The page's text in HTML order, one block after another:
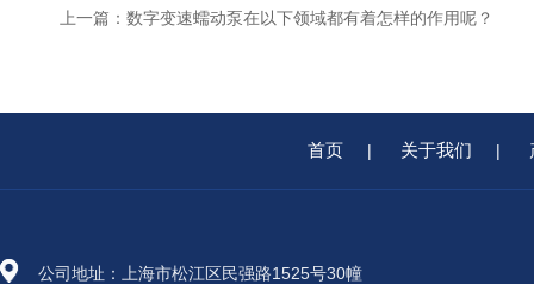
上一篇： 数字变速蠕动泵在以下领域都有着怎样的作用呢？
首页 | 关于我们 |
公司地址：上海市松江区民强路1525号30幢